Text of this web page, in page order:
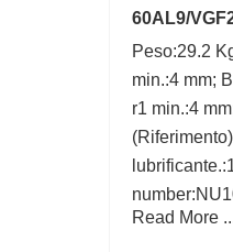
60AL9/
Peso:29.2
min.:4 mm;
r1 min.:4
Read More